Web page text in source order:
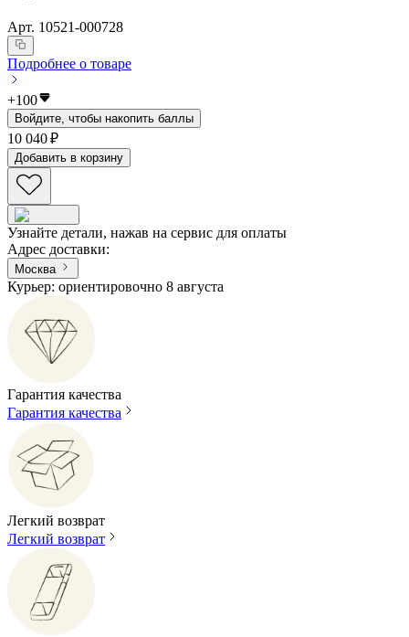
Арт. 10521-000728
Подробнее о товаре
+100
Войдите, чтобы накопить баллы
10 040 ₽
Добавить в корзину
Узнайте детали, нажав на сервис для оплаты
Адрес доставки:
Москва
Курьер: ориентировочно 8 августа
Гарантия качества
Гарантия качества
Легкий возврат
Легкий возврат